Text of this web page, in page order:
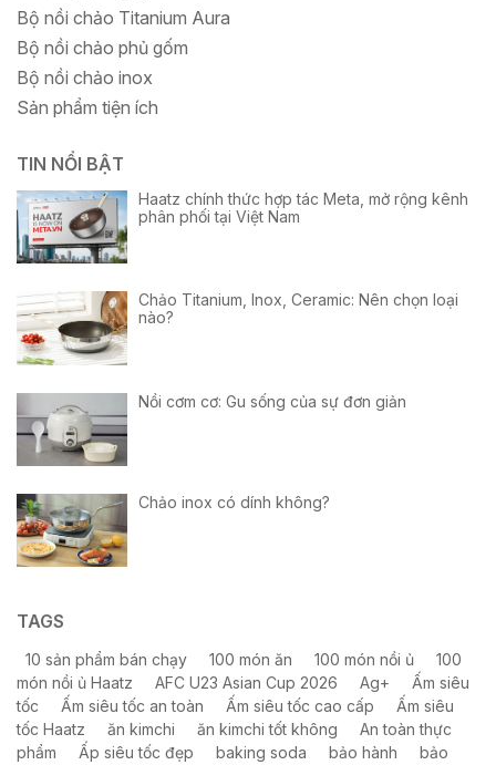
Bộ nồi chảo Titanium Aura
Bộ nồi chảo phủ gốm
Bộ nồi chảo inox
Sản phẩm tiện ích
TIN NỔI BẬT
Haatz chính thức hợp tác Meta, mở rộng kênh
phân phối tại Việt Nam
Chảo Titanium, Inox, Ceramic: Nên chọn loại
nào?
Nồi cơm cơ: Gu sống của sự đơn giản
Chảo inox có dính không?
TAGS
10 sản phẩm bán chạy 100 món ăn 100 món nồi ủ
100
món nồi ủ Haatz
AFC U23 Asian Cup 2026 Ag+
Ấm siêu
tốc
Ấm siêu tốc an toàn Ấm siêu tốc cao cấp
Ấm siêu
tốc Haatz
ăn kimchi ăn kimchi tốt không
An toàn thực
phẩm
Ấp siêu tốc đẹp baking soda bảo hành
bảo